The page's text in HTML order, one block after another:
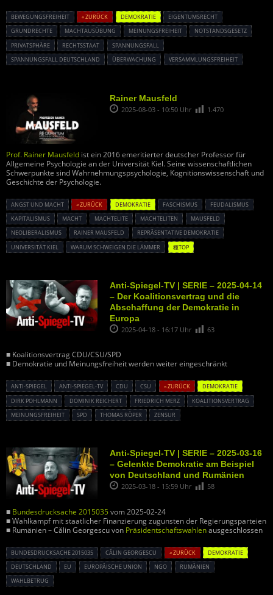
BEWEGUNGSFREIHEIT « ZURÜCK DEMOKRATIE
EIGENTUMSRECHT
GRUNDRECHTE
MACHTAUSÜBUNG MEINUNGSFREIHEIT
NOTSTANDSGESETZ
PRIVATSPHÄRE
RECHTSSTAAT
SPANNUNGSFALL
SPANNUNGSFALL DEUTSCHLAND
ÜBERWACHUNG VERSAMMLUNGSFREIHEIT
Rainer Mausfeld
2025-08-03 - 10:50 Uhr 1.470
Prof. Rainer Mausfeld ist ein 2016 emeritierter deutscher Professor für
Allgemeine Psychologie an der Universität Kiel. Seine wissenschaftlichen
Schwerpunkte sind Wahrnehmungspsychologie, Kognitionswissenschaft und
Geschichte der Psychologie.
ANGST UND MACHT « ZURÜCK DEMOKRATIE FASCHISMUS
FEUDALISMUS
KAPITALISMUS
MACHT MACHTELITE MACHTELITEN
MAUSFELD
NEOLIBERALISMUS
RAINER MAUSFELD
REPRÄSENTATIVE DEMOKRATIE
UNIVERSITÄT KIEL
WARUM SCHWEIGEN DIE LÄMMER 種TOP
Anti-Spiegel-TV | SERIE – 2025-04-14
– Der Koalitionsvertrag und die
Abschaffung der Demokratie in
Europa
2025-04-18 - 16:17 Uhr 63
■ Koalitionsvertrag CDU/CSU/SPD
■ Demokratie und Meinungsfreiheit werden weiter eingeschränkt
ANTI-SPIEGEL ANTI-SPIEGEL-TV CDU CSU « ZURÜCK
DEMOKRATIE
DIRK POHLMANN
DOMINIK REICHERT FRIEDRICH MERZ
KOALITIONSVERTRAG
MEINUNGSFREIHEIT
SPD THOMAS RÖPER ZENSUR
Anti-Spiegel-TV | SERIE – 2025-03-16
– Gelenkte Demokratie am Beispiel
von Deutschland und Rumänien
2025-03-18 - 15:59 Uhr 58
■ Bundesdrucksache 2015035 vom 2025-02-24
■ Wahlkampf mit staatlicher Finanzierung zugunsten der Regierungsparteien
■ Rumänien – Călin Georgescu von Präsidentschaftswahlenausgeschlossen
BUNDESDRUCKSACHE 2015035 CĂLIN GEORGESCU « ZURÜCK
DEMOKRATIE
DEUTSCHLAND
EU EUROPÄISCHE UNION NGO
RUMÄNIEN
WAHLBETRUG